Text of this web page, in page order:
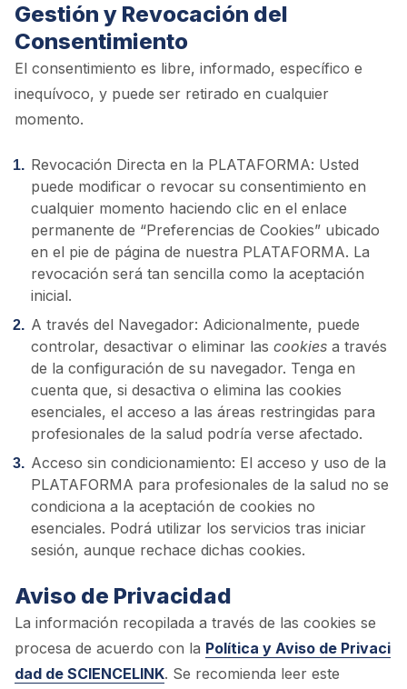
Gestión y Revocación del
Consentimiento
El consentimiento es libre, informado, específico e
inequívoco, y puede ser retirado en cualquier
momento.
Revocación Directa en la PLATAFORMA: Usted
puede modificar o revocar su consentimiento en
cualquier momento haciendo clic en el enlace
permanente de “Preferencias de Cookies” ubicado
en el pie de página de nuestra PLATAFORMA. La
revocación será tan sencilla como la aceptación
inicial.
A través del Navegador: Adicionalmente, puede
controlar, desactivar o eliminar las cookiesa través
de la configuración de su navegador. Tenga en
cuenta que, si desactiva o elimina las cookies
esenciales, el acceso a las áreas restringidas para
profesionales de la salud podría verse afectado.
Acceso sin condicionamiento: El acceso y uso de la
PLATAFORMA para profesionales de la salud no se
condiciona a la aceptación de cookies no
esenciales. Podrá utilizar los servicios tras iniciar
sesión, aunque rechace dichas cookies.
Aviso de Privacidad
La información recopilada a través de las cookies se
procesa de acuerdo con la Política y Aviso de Privaci
dad de SCIENCELINK. Se recomienda leer este